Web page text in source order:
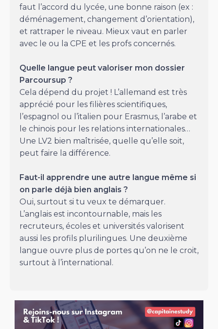
faut l’accord du lycée, une bonne raison (ex :
déménagement, changement d’orientation),
et rattraper le niveau. Mieux vaut en parler
avec le ou la CPE et les profs concernés.
Quelle langue peut valoriser mon dossier
Parcoursup ?
Cela dépend du projet ! L’allemand est très
apprécié pour les filières scientifiques,
l’espagnol ou l’italien pour Erasmus, l’arabe et
le chinois pour les relations internationales…
Une LV2 bien maîtrisée, quelle qu’elle soit,
peut faire la différence.
Faut-il apprendre une autre langue même si
on parle déjà bien anglais ?
Oui, surtout si tu veux te démarquer.
L’anglais est incontournable, mais les
recruteurs, écoles et universités valorisent
aussi les profils plurilingues. Une deuxième
langue ouvre plus de portes qu’on ne le croit,
surtout à l’international.